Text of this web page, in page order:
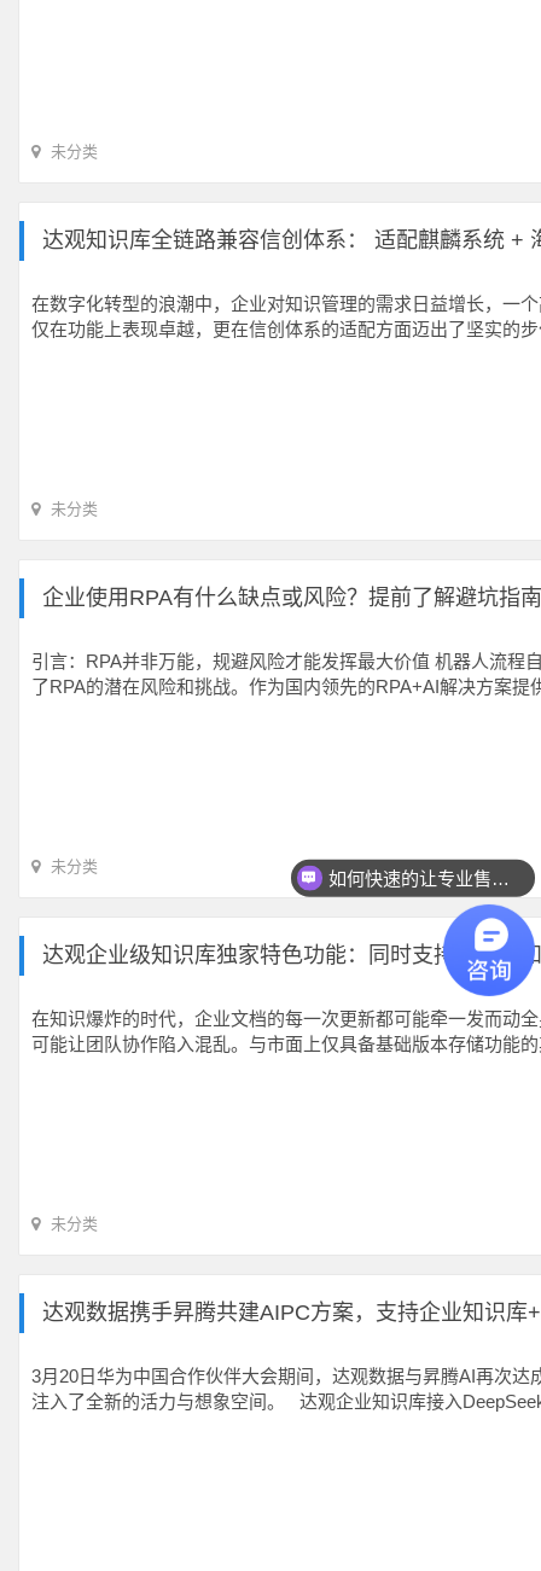
未分类
达观知识库全链路兼容信创体系： 适配麒麟系统 +
在数字化转型的浪潮中，企业对知识管理的需求日益增长，一
仅在功能上表现卓越，更在信创体系的适配方面迈出了坚实的
未分类
企业使用RPA有什么缺点或风险？提前了解避坑指南
引言：RPA并非万能，规避风险才能发挥最大价值 机器人流
了RPA的潜在风险和挑战。作为国内领先的RPA+AI解决方案
未分类
达观企业级知识库独家特色功能：同时支持富文本
在知识爆炸的时代，企业文档的每一次更新都可能牵一发而动
可能让团队协作陷入混乱。与市面上仅具备基础版本存储功能
未分类
达观数据携手昇腾共建AIPC方案，支持企业知识库
3月20日华为中国合作伙伴大会期间，达观数据与昇腾AI再次
注入了全新的活力与想象空间。 达观企业知识库接入